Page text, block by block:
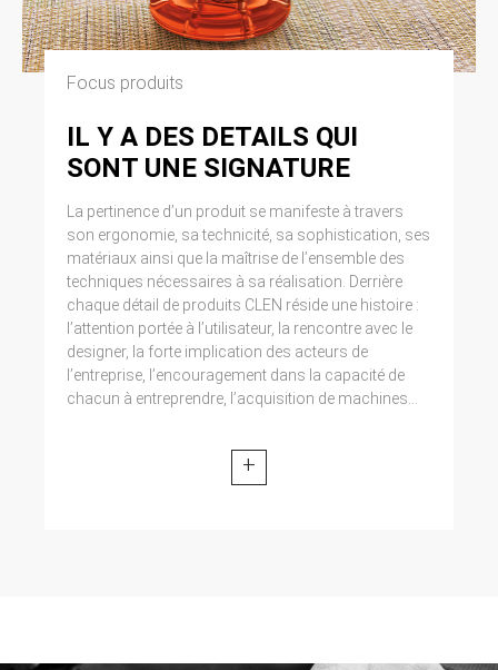
Focus produits
IL Y A DES DETAILS QUI
SONT UNE SIGNATURE
La pertinence d’un produit se manifeste à travers
son ergonomie, sa technicité, sa sophistication, ses
matériaux ainsi que la maîtrise de l’ensemble des
techniques nécessaires à sa réalisation. Derrière
chaque détail de produits CLEN réside une histoire :
l’attention portée à l’utilisateur, la rencontre avec le
designer, la forte implication des acteurs de
l’entreprise, l’encouragement dans la capacité de
chacun à entreprendre, l’acquisition de machines...
+